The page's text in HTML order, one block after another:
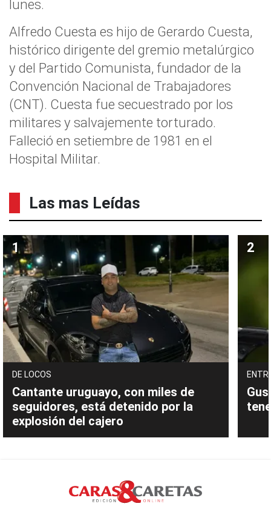
lunes.
Alfredo Cuesta es hijo de Gerardo Cuesta,
histórico dirigente del gremio metalúrgico
y del Partido Comunista, fundador de la
Convención Nacional de Trabajadores
(CNT). Cuesta fue secuestrado por los
militares y salvajemente torturado.
Falleció en setiembre de 1981 en el
Hospital Militar.
Las mas Leídas
DE LOCOS
Cantante uruguayo, con miles de
seguidores, está detenido por la
explosión del cajero